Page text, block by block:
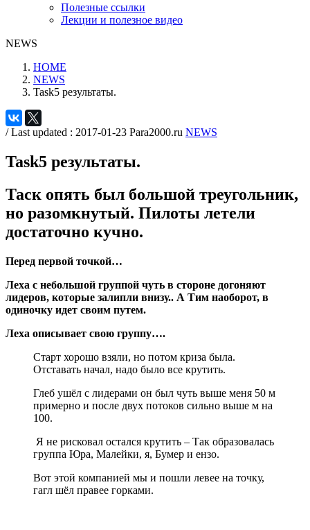
Полезные ссылки
Лекции и полезное видео
NEWS
HOME
NEWS
Task5 результаты.
/ Last updated : 2017-01-23 Para2000.ru NEWS
Task5 результаты.
Таск опять был большой треугольник,
но разомкнутый. Пилоты летели
достаточно кучно.
Перед первой точкой…
Леха с небольшой группой чуть в стороне догоняют
лидеров, которые залипли внизу.. А Тим наоборот, в
одиночку идет своим путем.
Леха описывает свою группу….
Старт хорошо взяли, но потом криза была.
Отставать начал, надо было все крутить.
Глеб ушёл с лидерами он был чуть выше меня 50 м
примерно и после двух потоков сильно выше м на
100.
Я не рисковал остался крутить – Так образовалась
группа Юра, Малейки, я, Бумер и ензо.
Вот этой компанией мы и пошли левее на точку,
гагл шёл правее горками.